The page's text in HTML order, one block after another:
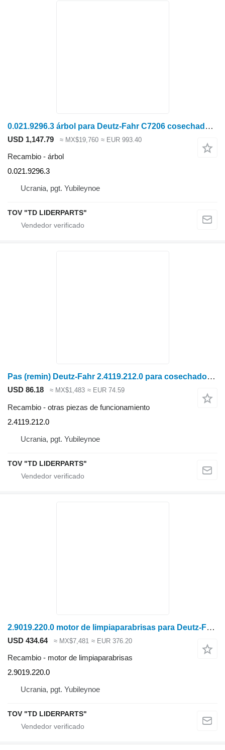
0.021.9296.3 árbol para Deutz-Fahr C7206 cosechadora de cereales
USD 1,147.79 ≈ MX$19,760 ≈ EUR 993.40
Recambio - árbol
0.021.9296.3
Ucrania, pgt. Yubileynoe
TOV "TD LIDERPARTS"
Pas (remin) Deutz-Fahr 2.4119.212.0 para cosechadora de cereales
USD 86.18 ≈ MX$1,483 ≈ EUR 74.59
Recambio - otras piezas de funcionamiento
2.4119.212.0
Ucrania, pgt. Yubileynoe
TOV "TD LIDERPARTS"
2.9019.220.0 motor de limpiaparabrisas para Deutz-Fahr C7206 cosechadora de cereales
USD 434.64 ≈ MX$7,481 ≈ EUR 376.20
Recambio - motor de limpiaparabrisas
2.9019.220.0
Ucrania, pgt. Yubileynoe
TOV "TD LIDERPARTS"